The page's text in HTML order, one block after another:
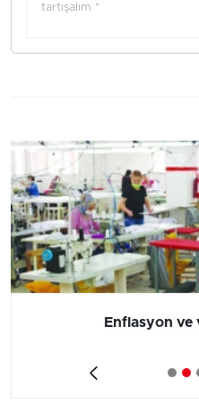
tartışalım *
Enflasyon ve